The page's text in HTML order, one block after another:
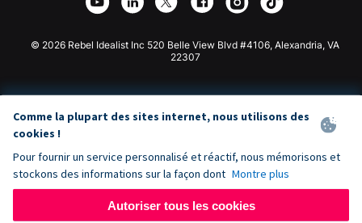
Bibliothèque
Don Joomla
© 2026 Rebel Idealist Inc 520 Belle View Blvd #4106, Alexandria, VA
22307
Comme la plupart des sites internet, nous utilisons des
cookies !
Pour fournir un service personnalisé et réactif, nous mémorisons et
stockons des informations sur la façon dont Montre plus
Autoriser tous les cookies